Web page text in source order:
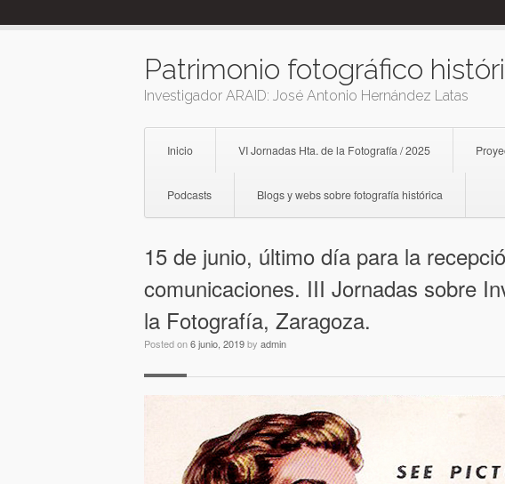
to
Patrimonio fotográfico
Investigador ARAID: José Antonio Hernández Latas
Inicio VI Jornadas Hta. de la Fotografía / 2025
Podcasts Blogs y webs sobre fotografía histórica
15 de junio, último día para la
comunicaciones. III Jornadas sobre
la Fotografía, Zaragoza.
Posted on6 junio, 2019by admin